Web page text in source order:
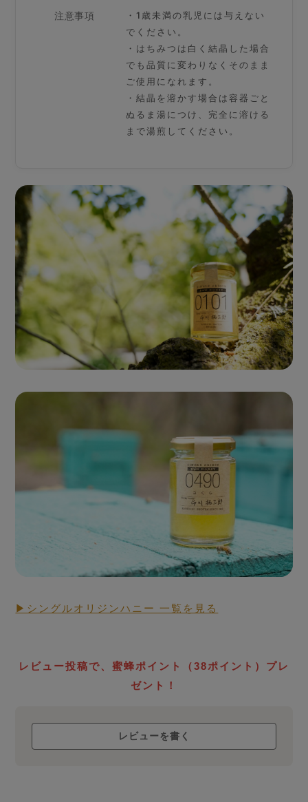
注意事項
・1歳未満の乳児には与えない
でください。
・はちみつは白く結晶した場合
でも品質に変わりなくそのまま
ご使用になれます。
・結晶を溶かす場合は容器ごと
ぬるま湯につけ、完全に溶ける
まで湯煎してください。
シングルオリジンハニー
RAW HONEY STORY
ローハニー
▶シングルオリジンハニー 一覧を見る
レビュー投稿で、蜜蜂ポイント（38ポイント）プレ
ゼント！
レビューを書く